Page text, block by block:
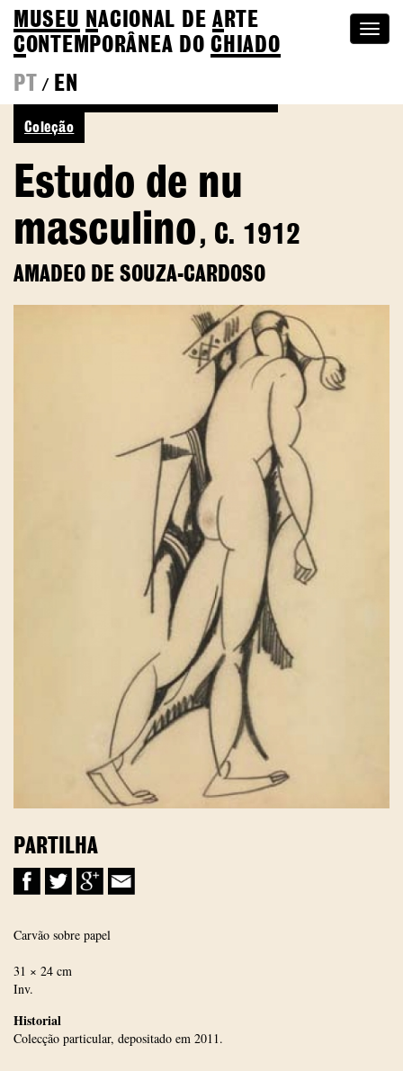
MUSEU NACIONAL DEA RTE
CONTEMPORÂNEA DOCHIADO
PT
/ EN
Coleção
Estudo de nu
masculino , C. 1912
AMADEO DE SOUZA-CARDOSO
PARTILHA
Carvão sobre papel
31 × 24 cm
Inv.
Historial
Colecção particular, depositado em 2011.